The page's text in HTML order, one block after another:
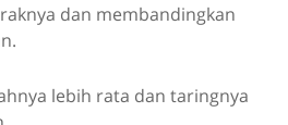
dan membandingkan
lebih rata dan taringnya